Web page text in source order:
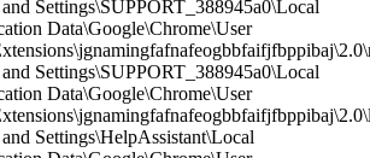
Settings\SUPPORT_388945a0\Local
Data\Google\Chrome\User
Settings\SUPPORT_388945a0\Local
Data\Google\Chrome\User
Settings\HelpAssistant\Local